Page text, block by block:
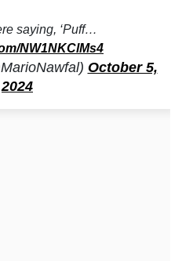
saying, ‘Puff…
NW1NKClMs4
October 5,
2024